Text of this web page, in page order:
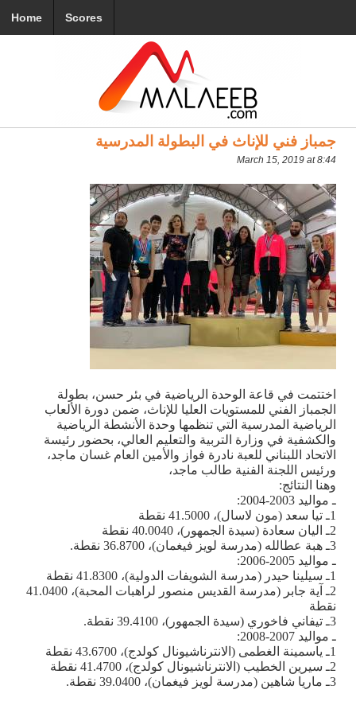
Home Scores
جمباز فني للإناث في البطولة المدرسية
March 15, 2019 at 8:44
اختتمت في قاعة الوحدة الرياضية في بئر حسن، بطولة
الجمباز الفني للمستويات العليا للإناث، ضمن دورة الألعاب
الرياضية المدرسية التي تنظمها وحدة الأنشطة الرياضية
والكشفية في وزارة التربية والتعليم العالي، بحضور رئيسة
الاتحاد اللبناني للعبة نادرة فواز والأمين العام غسان ماجد،
ورئيس اللجنة الفنية طالب ماجد،
وهنا النتائج:
ـ مواليد 2003-2004:
1ـ تيا سعد (مون لاسال)، 41.5000 نقطة
2ـ اليان سعادة (سيدة الجمهور)، 40.0040 نقطة
3ـ هبة عطالله (مدرسة لويز فيغمان)، 36.8700 نقطة.
ـ مواليد 2005-2006:
1ـ سيلينا حيدر (مدرسة الشويفات الدولية)، 41.8300 نقطة
2ـ آية جابر (مدرسة القديس منصور لراهبات المحبة)، 41.0400
نقطة
3ـ تيفاني فاخوري (سيدة الجمهور)، 39.4100 نقطة.
ـ مواليد 2007-2008:
1ـ ياسمينة الغطمى (الانترناشيونال كولدج)، 43.6700 نقطة
2ـ سيرين الخطيب (الانترناشيونال كولدج)، 41.4700 نقطة
3ـ ماريا شاهين (مدرسة لويز فيغمان)، 39.0400 نقطة.